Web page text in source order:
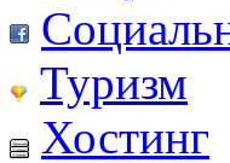
Туризм
Хостинг